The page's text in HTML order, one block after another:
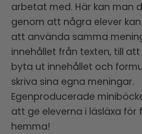
arbetat med. Här kan man
genom att några elever
att använda samma
innehållet från texten, till
byta ut innehållet och
skriva sina egna meningar.
Egenproducerade
att ge eleverna i läsläxa för
hemma!